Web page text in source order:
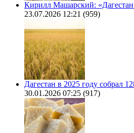
Кирилл Машарский:
23.07.2026 12:21 (959)
Дагестан в 2025 году собрал
30.01.2026 07:25 (917)